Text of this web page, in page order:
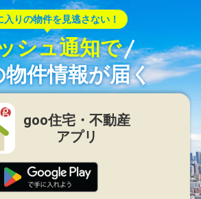
入りの物件を見逃さない！
シュ通知で
物件情報が届く
goo住宅・不動産
アプリ